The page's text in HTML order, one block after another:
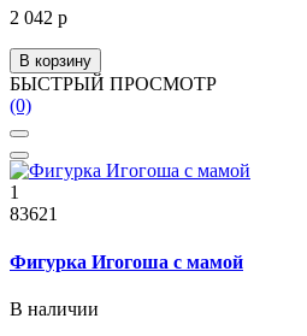
2 042 р
В корзину
БЫСТРЫЙ ПРОСМОТР
(0)
1
83621
Фигурка Игогоша с мамой
В наличии